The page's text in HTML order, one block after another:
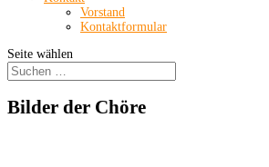
Vorstand
Kontaktformular
Seite wählen
Bilder der Chöre